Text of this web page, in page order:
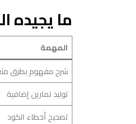
ما يجيده
المهمة
شرح مفهوم بطرق
توليد تمارين إضافية
تصحيح أخطاء الكود